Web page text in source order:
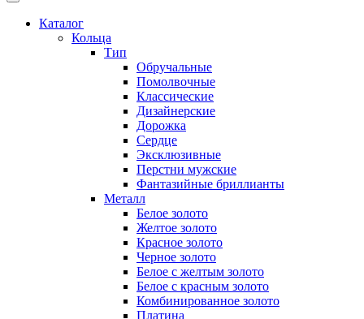
Каталог
Кольца
Тип
Обручальные
Помолвочные
Классические
Дизайнерские
Дорожка
Сердце
Эксклюзивные
Перстни мужские
Фантазийные бриллианты
Металл
Белое золото
Желтое золото
Красное золото
Черное золото
Белое с желтым золото
Белое с красным золото
Комбинированное золото
Платина